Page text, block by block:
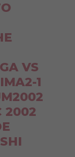
VS
1
2002